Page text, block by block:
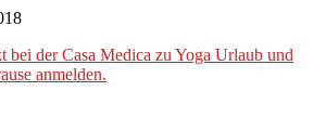
der Casa Medica zu Yoga Urlaub und
anmelden.